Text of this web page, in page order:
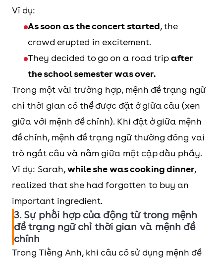
Ví dụ:
As soon as the concert started, the
crowd erupted in excitement.
They decided to go on a road tripafter
the school semester was over.
Trong một vài trường hợp, mệnh đề trạng ngữ
chỉ thời gian có thể được đặt ở giữa câu (xen
giữa với mệnh đề chính). Khi đặt ở giữa mệnh
đề chính, mệnh đề trạng ngữ thường đóng vai
trò ngắt câu và nằm giữa một cặp dấu phẩy.
Ví dụ: Sarah,while she was cooking dinner,
realized that she had forgotten to buy an
important ingredient.
3. Sự phối hợp của động từ trong mệnh
đề trạng ngữ chỉ thời gian và mệnh đề
chính
Trong Tiếng Anh, khi câu có sử dụng mệnh đề